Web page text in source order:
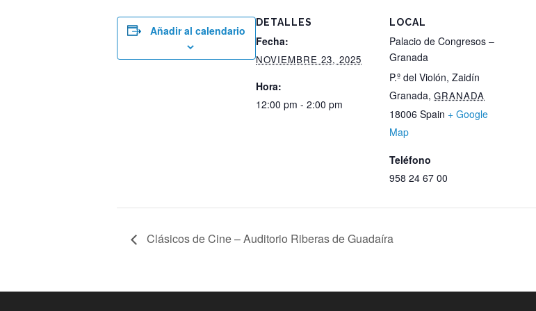
Añadir al calendario
DETALLES
Fecha:
NOVIEMBRE 23, 2025
Hora:
12:00 pm - 2:00 pm
LOCAL
Palacio de Congresos –
Granada
P.º del Violón, Zaidín
Granada, GRANADA
18006 Spain + Google
Map
Teléfono
958 24 67 00
Clásicos de Cine – Auditorio Riberas de Guadaíra